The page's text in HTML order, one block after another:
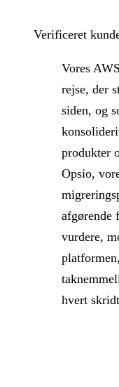
Verificeret
Vores
rejse, der
siden, og
produkter
Opsio,
afgørende
vurdere,
hvert